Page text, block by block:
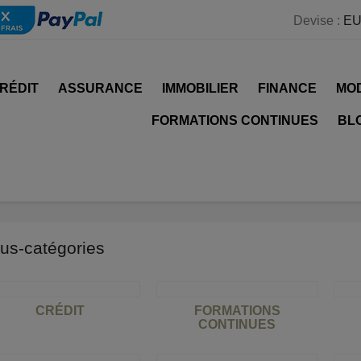
Devise :
ASSURANCE IMMOBILIER FINANCE
FORMATIONS CONTINUES
catégories
CRÉDIT
FORMATIONS
CONTINUES